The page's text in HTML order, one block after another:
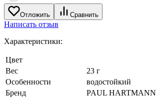
Отложить Сравнить
Написать отзыв
Характеристики:
Цвет
Вес
23 г
Особенности
водостойкий
Бренд
PAUL HARTMANN